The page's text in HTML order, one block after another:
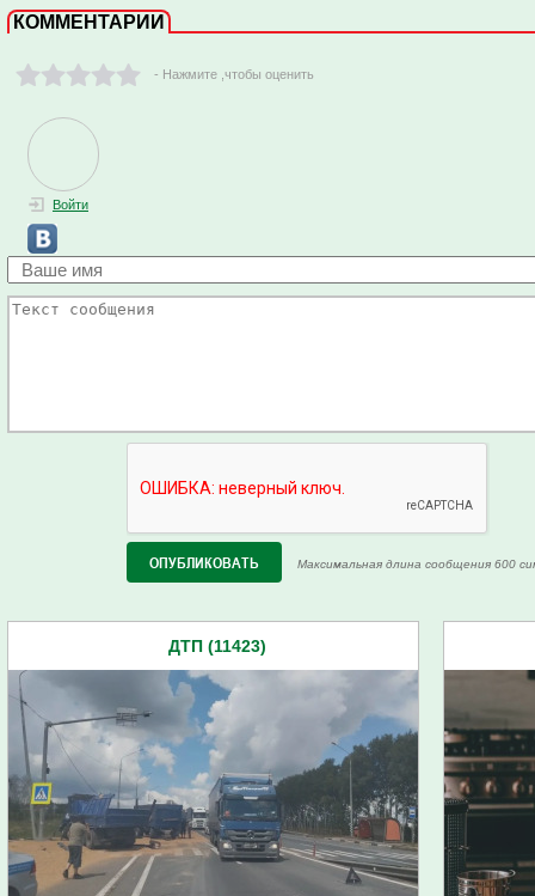
КОММЕНТАРИИ
- Нажмите ,чтобы оценить
Войти
Максимальная длина сообщения 600
ДТП (11423)